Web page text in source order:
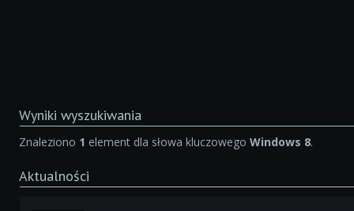
Wyniki wyszukiwania
Znaleziono 1 element dla słowa kluczowegoWindows 8.
Aktualności